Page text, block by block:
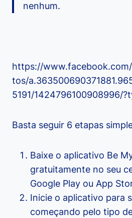
nenhum.
https://
tos/
5191/1424796100908996/
Basta seguir 6 etapas
Baixe o aplicativo Be
gratuitamente no seu
Google Play ou App
Inicie o aplicativo para
começando pelo tipo